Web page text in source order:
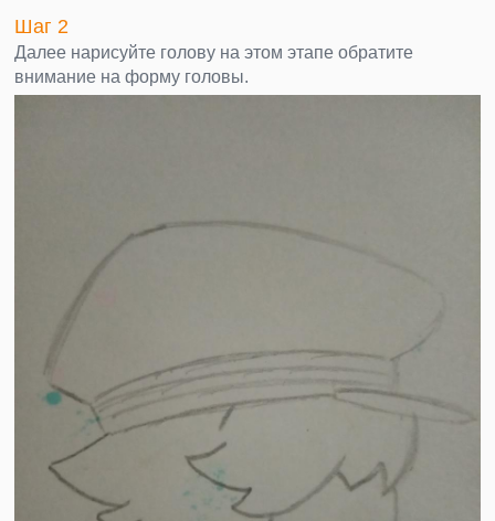
Шаг 2
Далее нарисуйте голову на этом этапе обратите
внимание на форму головы.